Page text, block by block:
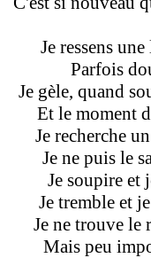
Je ressens
Parfois
Je gèle, quand
Et le moment
Je recherche
Je ne puis le
Je soupire et
Je tremble et
Je ne trouve
Mais peu